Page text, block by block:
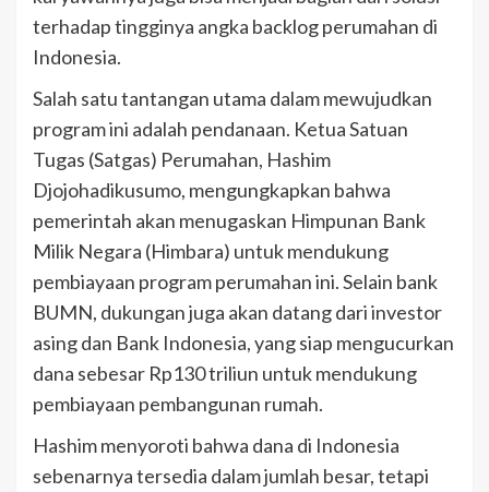
terhadap tingginya angka backlog perumahan di
Indonesia.
Salah satu tantangan utama dalam mewujudkan
program ini adalah pendanaan. Ketua Satuan
Tugas (Satgas) Perumahan, Hashim
Djojohadikusumo, mengungkapkan bahwa
pemerintah akan menugaskan Himpunan Bank
Milik Negara (Himbara) untuk mendukung
pembiayaan program perumahan ini. Selain bank
BUMN, dukungan juga akan datang dari investor
asing dan Bank Indonesia, yang siap mengucurkan
dana sebesar Rp130 triliun untuk mendukung
pembiayaan pembangunan rumah.
Hashim menyoroti bahwa dana di Indonesia
sebenarnya tersedia dalam jumlah besar, tetapi